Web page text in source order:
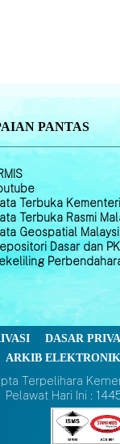
PANTAS
Terbuka
Terbuka Rasmi
Geospatial
Dasar dan
DASAR
ARKIB ELEKTRONIK
Terpelihara
Pelawat Hari Ini :